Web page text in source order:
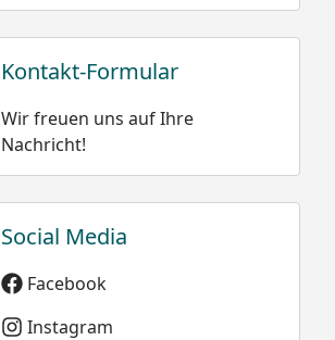
Kontakt-Formular
Wir freuen uns auf Ihre
Nachricht!
Social Media
Facebook
Instagram